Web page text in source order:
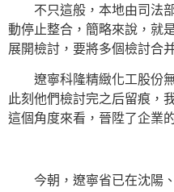
不只這般，本地由司法
動停止整合，簡略來說，就
展開檢討，要將多個檢討合
遼寧科隆精緻化工股份
此刻他們檢討完之后留痕，
這個角度來看，晉陞了企業
今朝，遼寧省已在沈陽